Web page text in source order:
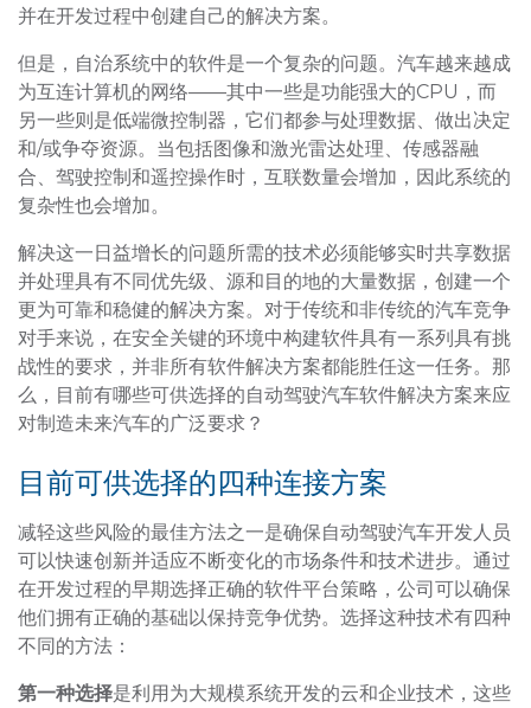
并在开发过程中创建自己的解决方案。
但是，自治系统中的软件是一个复杂的问题。汽车越来越成
为互连计算机的网络——其中一些是功能强大的CPU，而
另一些则是低端微控制器，它们都参与处理数据、做出决定
和/或争夺资源。当包括图像和激光雷达处理、传感器融
合、驾驶控制和遥控操作时，互联数量会增加，因此系统的
复杂性也会增加。
解决这一日益增长的问题所需的技术必须能够实时共享数据
并处理具有不同优先级、源和目的地的大量数据，创建一个
更为可靠和稳健的解决方案。对于传统和非传统的汽车竞争
对手来说，在安全关键的环境中构建软件具有一系列具有挑
战性的要求，并非所有软件解决方案都能胜任这一任务。那
么，目前有哪些可供选择的自动驾驶汽车软件解决方案来应
对制造未来汽车的广泛要求？
目前可供选择的四种连接方案
减轻这些风险的最佳方法之一是确保自动驾驶汽车开发人员
可以快速创新并适应不断变化的市场条件和技术进步。通过
在开发过程的早期选择正确的软件平台策略，公司可以确保
他们拥有正确的基础以保持竞争优势。选择这种技术有四种
不同的方法：
第一种选择是利用为大规模系统开发的云和企业技术，这些